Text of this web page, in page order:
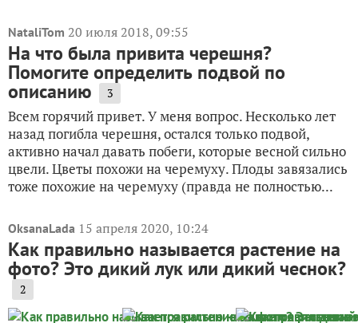
NataliTom 20 июля 2018, 09:55
На что была привита черешня?
Помогите определить подвой по
описанию 3
Всем горячий привет. У меня вопрос. Несколько лет
назад погибла черешня, остался только подвой,
активно начал давать побеги, которые весной сильно
цвели. Цветы похожи на черемуху. Плоды завязались
тоже похожие на черемуху (правда не полностью...
OksanaLada 15 апреля 2020, 10:24
Как правильно называется растение на
фото? Это дикий лук или дикий чеснок?
2